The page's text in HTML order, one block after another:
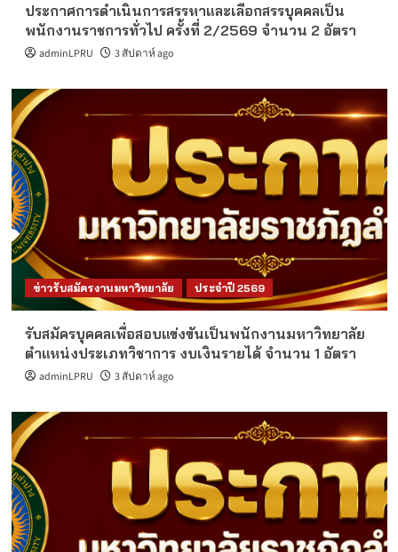
ประกาศการดำเนินการสรรหาและเลือกสรรบุคคลเป็น
พนักงานราชการทั่วไป ครั้งที่ 2/2569 จำนวน 2 อัตรา
adminLPRU 3 สัปดาห์ ago
ข่าวรับสมัครงานมหาวิทยาลัย ประจำปี 2569
รับสมัครบุคคลเพื่อสอบแข่งขันเป็นพนักงานมหาวิทยาลัย
ตำแหน่งประเภทวิชาการ งบเงินรายได้ จำนวน 1 อัตรา
adminLPRU 3 สัปดาห์ ago